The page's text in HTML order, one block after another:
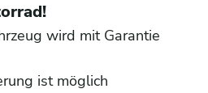
wird mit Garantie
ist möglich